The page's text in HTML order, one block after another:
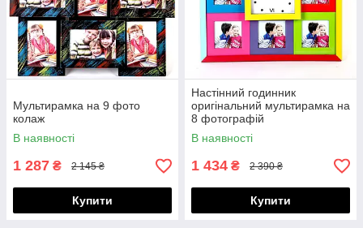
Мультирамка на 9 фото
колаж
В наявності
1 287 ₴ 2 145 ₴
Купити
Настінний годинник
оригінальний мультирамка на
8 фотографій
В наявності
1 434 ₴ 2 390 ₴
Купити